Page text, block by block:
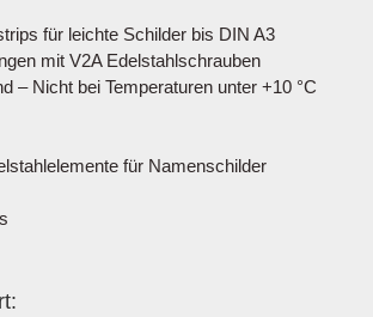
für leichte Schilder bis DIN A3
mit V2A Edelstahlschrauben
– Nicht bei Temperaturen unter +10 °C
für Namenschilder